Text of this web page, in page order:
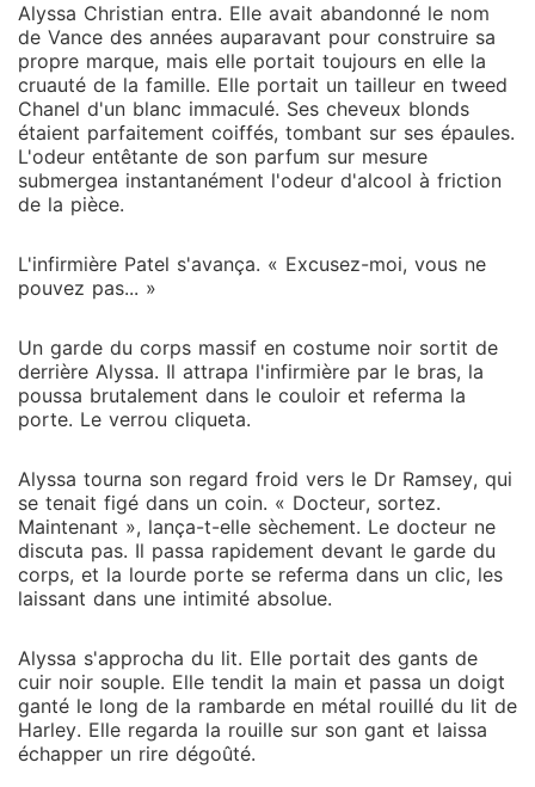
Alyssa Christian entra. Elle avait abandonné le nom
de Vance des années auparavant pour construire sa
propre marque, mais elle portait toujours en elle la
cruauté de la famille. Elle portait un tailleur en tweed
Chanel d'un blanc immaculé. Ses cheveux blonds
étaient parfaitement coiffés, tombant sur ses épaules.
L'odeur entêtante de son parfum sur mesure
submergea instantanément l'odeur d'alcool à friction
de la pièce.
L'infirmière Patel s'avança. « Excusez-moi, vous ne
pouvez pas... »
Un garde du corps massif en costume noir sortit de
derrière Alyssa. Il attrapa l'infirmière par le bras, la
poussa brutalement dans le couloir et referma la
porte. Le verrou cliqueta.
Alyssa tourna son regard froid vers le Dr Ramsey, qui
se tenait figé dans un coin. « Docteur, sortez.
Maintenant », lança-t-elle sèchement. Le docteur ne
discuta pas. Il passa rapidement devant le garde du
corps, et la lourde porte se referma dans un clic, les
laissant dans une intimité absolue.
Alyssa s'approcha du lit. Elle portait des gants de
cuir noir souple. Elle tendit la main et passa un doigt
ganté le long de la rambarde en métal rouillé du lit de
Harley. Elle regarda la rouille sur son gant et laissa
échapper un rire dégoûté.